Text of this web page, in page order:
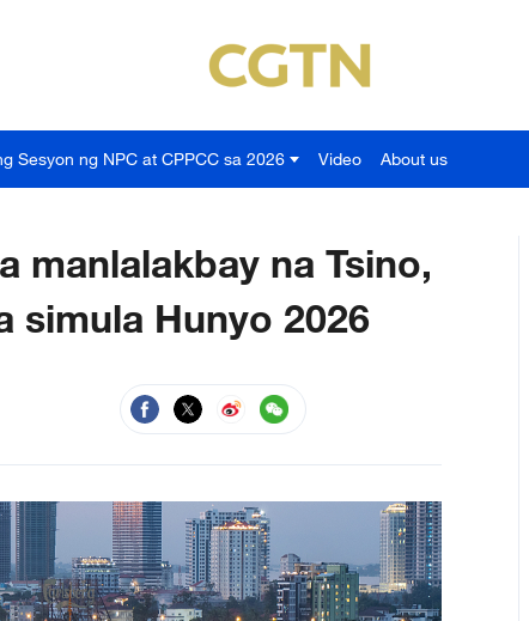
Sesyon ng NPC at CPPCC sa 2026 Video About us
manlalakbay na Tsino,
simula Hunyo 2026